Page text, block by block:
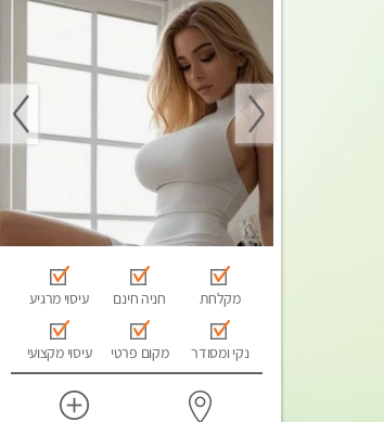
מקלחת חניה חינם עיסוי מרגיע
נקי ומסודר מקום פרטי עיסוי מקצועי